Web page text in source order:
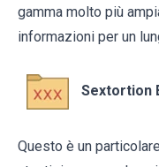
gamma molto più
informazioni per un
Sextortion
Questo è un